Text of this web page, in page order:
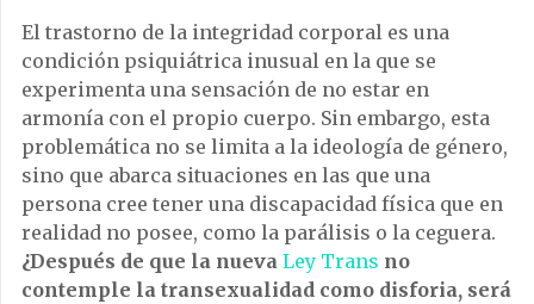
El trastorno de la integridad corporal es una
condición psiquiátrica inusual en la que se
experimenta una sensación de no estar en
armonía con el propio cuerpo. Sin embargo, esta
problemática no se limita a la ideología de género,
sino que abarca situaciones en las que una
persona cree tener una discapacidad física que en
realidad no posee, como la parálisis o la ceguera.
¿Después de que la nueva Ley Trans no
contemple la transexualidad como disforia, será